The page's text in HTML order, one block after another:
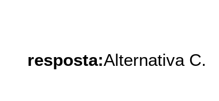
resposta:Alternativa C.